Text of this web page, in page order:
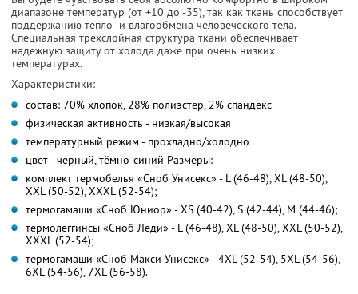
диапазоне температур (от +10 до -35), так как ткань способствует
поддержанию тепло- и влагообмена человеческого тела.
Специальная трехслойная структура ткани обеспечивает
надежную защиту от холода даже при очень низких
температурах.
Характеристики:
состав: 70% хлопок, 28% полиэстер, 2% спандекс
физическая активность - низкая/высокая
температурный режим - прохладно/холодно
цвет - черный, тёмно-синий Размеры:
комплект термобелья «Сноб Унисекс» - L (46-48), XL (48-50),
XXL (50-52), XХXL (52-54);
термогамаши «Сноб Юниор» - XS (40-42), S (42-44), M (44-46);
термолеггинсы «Сноб Леди» - L (46-48), XL (48-50), XXL (50-52),
XХXL (52-54);
термогамаши «Сноб Макси Унисекс» - 4XL (52-54), 5XL (54-56),
6XL (54-56), 7XL (56-58).